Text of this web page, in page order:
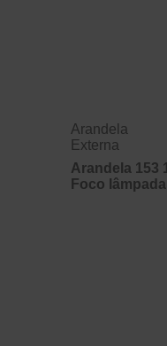
Arandela
Externa
Arandela 153 1
Foco lâmpada